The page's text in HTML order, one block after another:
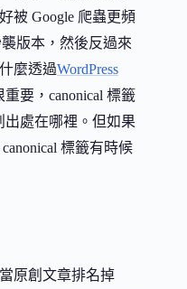
被 Google 爬蟲更頻
版本，然後反過來
麼透過WordPress
要，canonical 標籤
出處在哪裡。但如果
標籤有時候
原創文章排名掉